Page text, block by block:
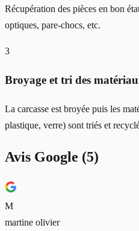
Récupération des pièces en bon
optiques, pare-chocs, etc.
3
Broyage et tri des
La carcasse est broyée puis les
plastique, verre) sont triés et
Avis Google (5)
M
martine olivier